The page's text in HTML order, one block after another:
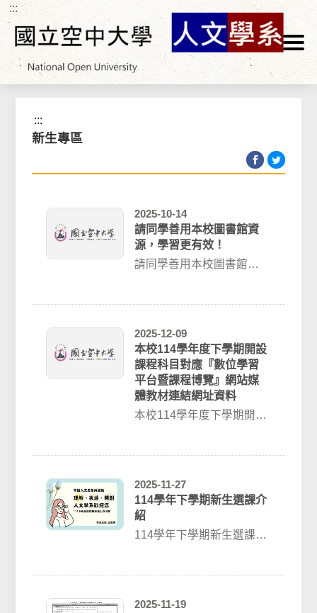
跳到主要內容區塊
:::
首頁>學生專區 >註冊選課 > 新生專區
:::
新生專區
2025-10-14
請同學善用本校圖書館資
源，學習更有效！
請同學善用本校圖書館資
2025-12-09
本校114學年度下學期開設
課程科目對應『數位學習
平台暨課程博覽』網站媒
體教材連結網址資料
本校114學年度下學期開設
2025-11-27
114學年下學期新生選課介
紹
114學年下學期新生選課介
2025-11-19